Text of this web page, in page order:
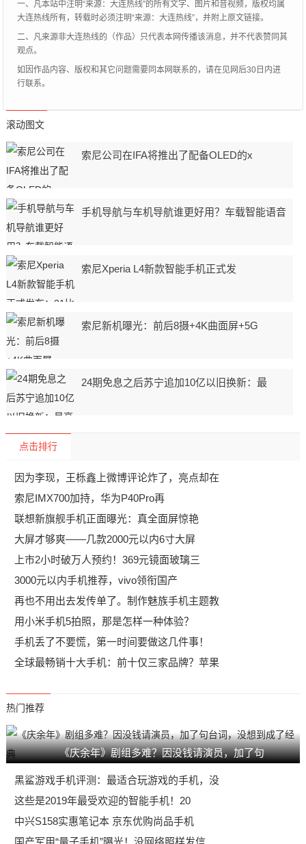
一、凡本站中注明“来源：大连热线”的所有文字、图片和音视频，版权均属
大连热线所有，转载时必须注明“来源：大连热线”，并附上原文链接。
二、凡来源非大连热线的（作品）只代表本网传播该消息，并不代表赞同其
观点。
如因作品内容、版权和其它问题需要同本网联系的，请在见网后30日内进
行联系。
滚动图文
索尼公司在IFA将推出了配备OLED的x
手机导航与车机导航谁更好用？车载智能语音
索尼Xperia L4新款智能手机正式发
索尼新机曝光：前后8摄+4K曲面屏+5G
24期免息之后苏宁追加10亿以旧换新：最
点击排行
因为李现，王栎鑫上微博评论炸了，亮点却在
索尼IMX700加持，华为P40Pro再
联想新旗舰手机正面曝光：真全面屏惊艳
大屏才够爽——几款2000元以内6寸大屏
上市2小时破万人预约！369元镜面玻璃三
3000元以内手机推荐，vivo领衔国产
再也不用出去发传单了。制作魅族手机主题教
用小米手机5拍照，那是怎样一种体验？
手机丢了不要慌，第一时间要做这几件事！
全球最畅销十大手机：前十仅三家品牌？苹果
热门推荐
《庆余年》剧组多难？因没钱请演员，加了句
黑鲨游戏手机评测：最适合玩游戏的手机，没
这些是2019年最受欢迎的智能手机！20
中兴S158实惠笔记本 京东优购尚品手机
国产军用“量子手机”曝光！没网络照样发信